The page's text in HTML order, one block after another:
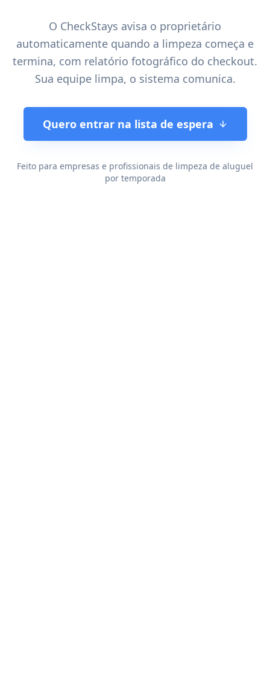
O CheckStays avisa o proprietário
automaticamente quando a limpeza começa e
termina, com relatório fotográfico do checkout.
Sua equipe limpa, o sistema comunica.
Quero entrar na lista de espera
Feito para empresas e profissionais de limpeza de aluguel
por temporada